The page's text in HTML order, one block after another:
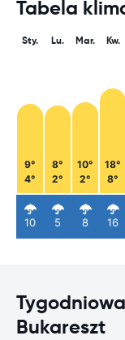
Tabela
Sty.
9°
4°
10
Lu.
8°
2°
5
Mar.
10°
2°
8
Kw.
18°
8°
16
Bukareszt